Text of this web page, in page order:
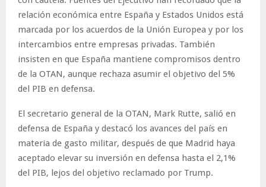
relación económica entre España y Estados Unidos está
marcada por los acuerdos de la Unión Europea y por los
intercambios entre empresas privadas. También
insisten en que España mantiene compromisos dentro
de la OTAN, aunque rechaza asumir el objetivo del 5%
del PIB en defensa.
El secretario general de la OTAN, Mark Rutte, salió en
defensa de España y destacó los avances del país en
materia de gasto militar, después de que Madrid haya
aceptado elevar su inversión en defensa hasta el 2,1%
del PIB, lejos del objetivo reclamado por Trump.